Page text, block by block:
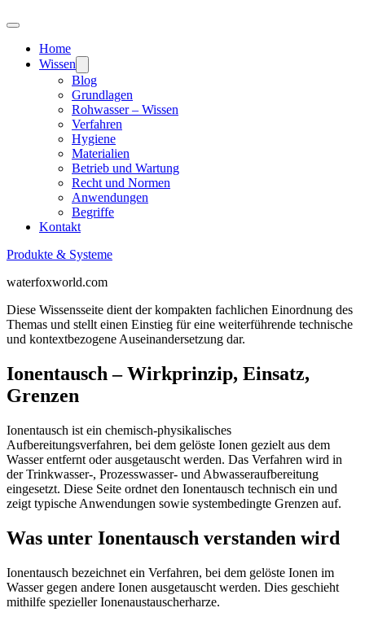
Home
Wissen
Blog
Grundlagen
Rohwasser – Wissen
Verfahren
Hygiene
Materialien
Betrieb und Wartung
Recht und Normen
Anwendungen
Begriffe
Kontakt
Produkte & Systeme
waterfoxworld.com
Diese Wissensseite dient der kompakten fachlichen Einordnung des
Themas und stellt einen Einstieg für eine weiterführende technische
und kontextbezogene Auseinandersetzung dar.
Ionentausch – Wirkprinzip, Einsatz,
Grenzen
Ionentausch ist ein chemisch-physikalisches
Aufbereitungsverfahren, bei dem gelöste Ionen gezielt aus dem
Wasser entfernt oder ausgetauscht werden. Das Verfahren wird in
der Trinkwasser-, Prozesswasser- und Abwasseraufbereitung
eingesetzt. Diese Seite ordnet den Ionentausch technisch ein und
zeigt typische Anwendungen sowie systembedingte Grenzen auf.
Was unter Ionentausch verstanden wird
Ionentausch bezeichnet ein Verfahren, bei dem gelöste Ionen im
Wasser gegen andere Ionen ausgetauscht werden. Dies geschieht
mithilfe spezieller Ionenaustauscherharze.